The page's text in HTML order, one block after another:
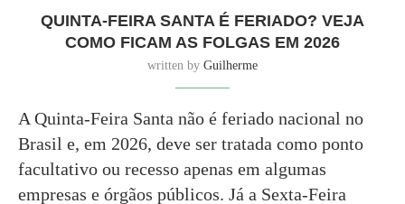
QUINTA-FEIRA SANTA É FERIADO? VEJA
COMO FICAM AS FOLGAS EM 2026
written by Guilherme
A Quinta-Feira Santa não é feriado nacional no
Brasil e, em 2026, deve ser tratada como ponto
facultativo ou recesso apenas em algumas
empresas e órgãos públicos. Já a Sexta-Feira